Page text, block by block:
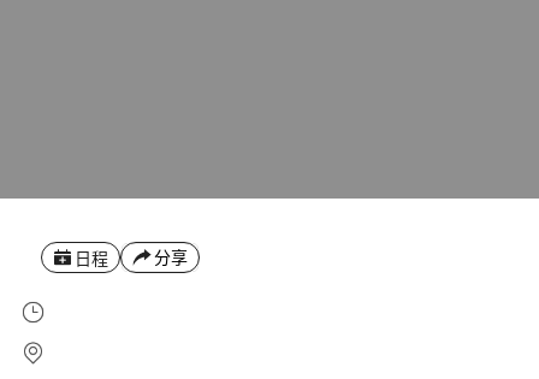
日程 分享